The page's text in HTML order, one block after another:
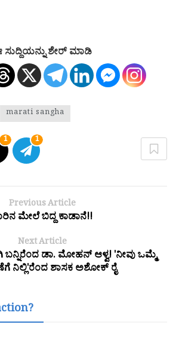
ಶೇರ್ ಮಾಡಿ
marati sangha
1 1
Previous Article
ಮೇಲೆ ಬಿದ್ದ ಕಾಡಾನೆ!!
Next Article
ಡಾ. ಮೋಹನ್ ಆಳ್ವ! 'ನೀವು ಒಮ್ಮೆ
ನಿಲ್ಲಿ'ರೆಂದ ಶಾಸಕ ಅಶೋಕ್ ರೈ